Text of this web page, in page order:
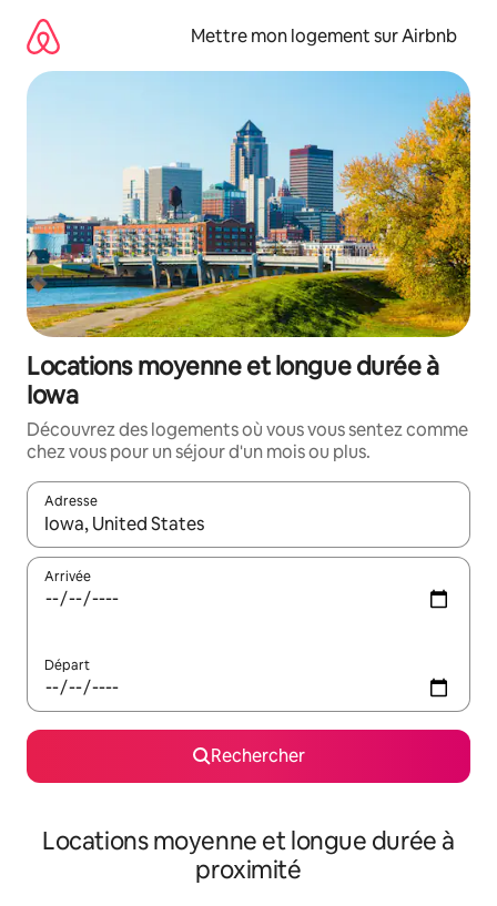
directement
contenu
Mettre mon logement sur Airbnb
Locations moyenne et longue durée à
Iowa
Découvrez des logements où vous vous sentez comme
chez vous pour un séjour d'un mois ou plus.
Adresse
Lorsque les résultats s'affichent, utilisez les flèches vers le
Arrivée
Départ
Rechercher
Locations moyenne et longue durée à
proximité